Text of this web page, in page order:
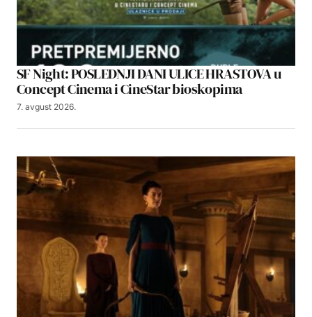
SF Night: POSLEDNJI DANI ULICE HRASTOVA u
Concept Cinema i CineStar bioskopima
7. avgust 2026.